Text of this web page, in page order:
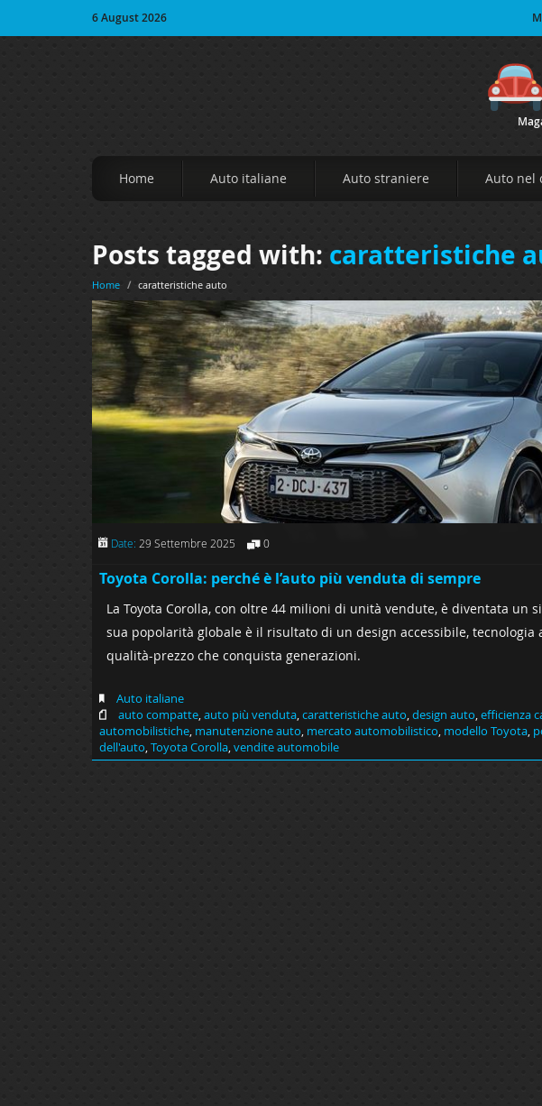
6 August 2026
Home Auto italiane Auto straniere Auto nel
Posts tagged with: caratteristiche
Home / caratteristiche auto
Date: 29 Settembre 2025 0
Toyota Corolla: perché è l’auto più venduta di sempre
La Toyota Corolla, con oltre 44 milioni di unità vendute, è diventata un
sua popolarità globale è il risultato di un design accessibile, tecnologia
qualità-prezzo che conquista generazioni.
Auto italiane
auto compatte auto più venduta caratteristiche auto design auto efficienza
automobilistiche manutenzione auto mercato automobilistico modello Toyota
dell'auto Toyota Corolla vendite automobile